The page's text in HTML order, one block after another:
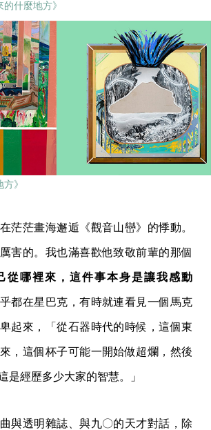
的什麼地方》
》
茫茫畫海邂逅《觀音山巒》的悸動。
厲害的。我也滿喜歡他致敬前輩的那個
從哪裡來，這件事本身是讓我感動
都在星巴克，有時就連看見一個馬克
起來，「從石器時代的時候，這個東
，這個杯子可能一開始做超爛，然後
是經歷多少大家的智慧。」
與透明雜誌、與九〇的天才對話，除